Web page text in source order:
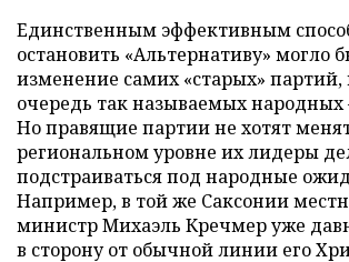
Единственным эффективным
остановить «Альтернативу» могло
изменение самих «старых» партий,
очередь так называемых
Но правящие партии не хотят
региональном уровне их лидеры
подстраиваться под народные
Например, в той же Саксонии
министр Михаэль Кречмер уже
в сторону от обычной линии его